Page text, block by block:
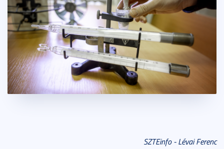
SZTEinfo - Lévai Ferenc